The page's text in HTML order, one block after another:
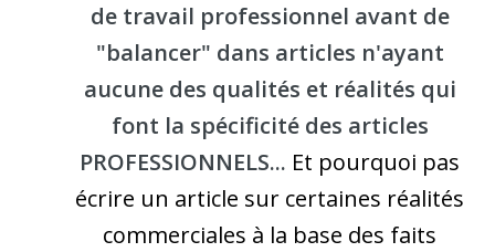
de travail professionnel avant de
"balancer" dans articles n'ayant
aucune des qualités et réalités qui
font la spécificité des articles
PROFESSIONNELS... Et pourquoi pas
écrire un article sur certaines réalités
commerciales à la base des faits